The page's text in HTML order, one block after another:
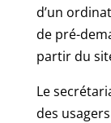
d’un
de pré-
partir du
Le
des